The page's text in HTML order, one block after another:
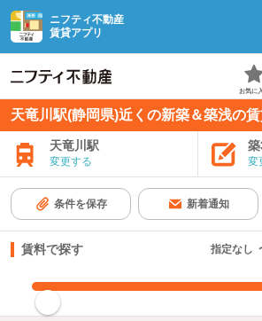
ニフティ不動産
賃貸アプリ
お気に
天竜川駅(静岡県)近くの新築＆築浅の
天竜川駅
変更する 変
条件を保存 新着通知
賃料で探す 指定なし